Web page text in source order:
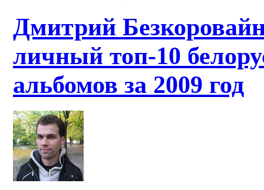
Дмитрий
личный топ-10
альбомов за 2009 год